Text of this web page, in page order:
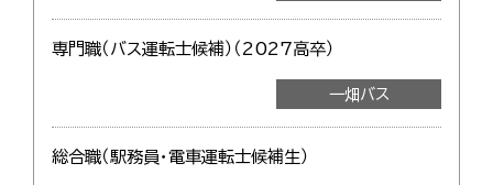
専門職（バス運転士候補）（2027高卒）
一畑バス
総合職（駅務員・電車運転士候補生）